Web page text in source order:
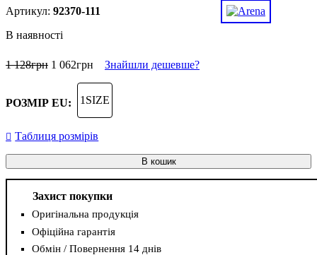
92370-111
В наявності
1 128грн 1 062грн Знайшли дешевше?
РОЗМІР EU: 1SIZE
Таблиця розмірів
В кошик
Захист покупки
Оригінальна продукція
Офіційна гарантія
Обмін / Повернення 14 днів